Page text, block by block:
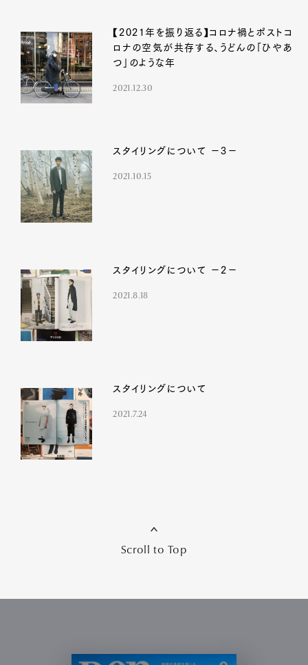
Art&Design WatchFashion
ProductCulture
Pen Membership
Magazine
Official Columnist
Pen international
【2021年を振り返る】コロナ禍とポストコ
ロナの空気が共存する、うどんの「ひやあ
つ」のような年
2021.12.30
スタイリングについて －3－
2021.10.15
スタイリングについて －2－
2021.8.18
スタイリングについて
2021.7.24
Scroll to Top